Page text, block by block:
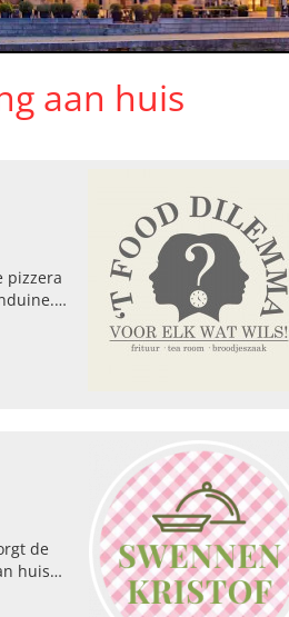
aan huis
pizzera
de
huis